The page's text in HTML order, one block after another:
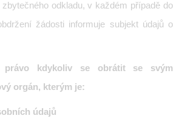
odkladu, v každém případě do
žádosti informuje subjekt údajů o
právo kdykoliv se obrátit se svým
orgán, kterým je:
údajů